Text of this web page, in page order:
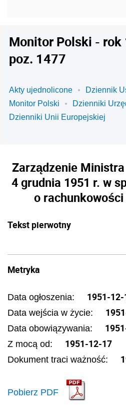
Monitor Polski - rok
poz. 1477
Akty ujednolicone
Dziennik
Monitor Polski
Dzienniki
Dzienniki Unii Europejskiej
Zarządzenie
4 grudnia 1951 r. w
o
Tekst pierwotny
Metryka
Data ogłoszenia: 1951-
Data wejścia w życie:
Data obowiązywania:
Z mocą od: 1951-12-17
Dokument traci ważność:
Pobierz PDF